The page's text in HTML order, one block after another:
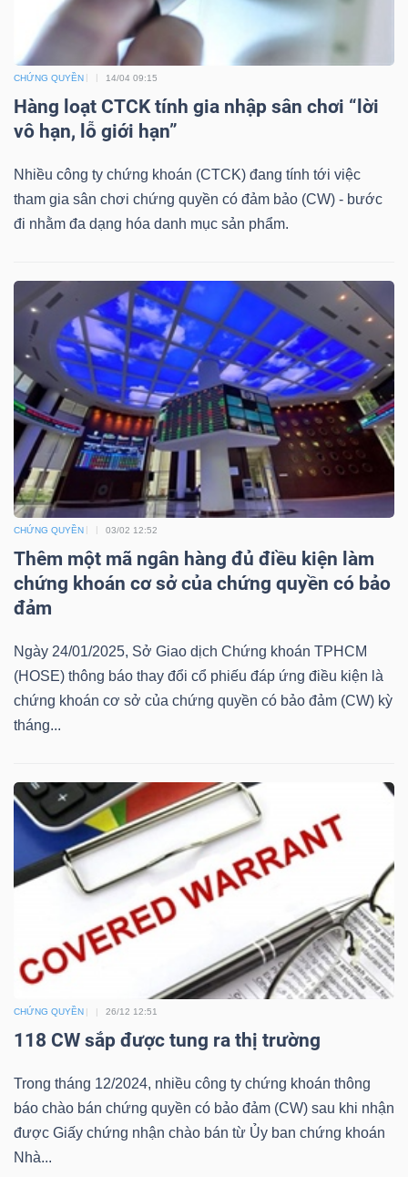
CHỨNG QUYỀN 14/04 09:15
Hàng loạt CTCK tính gia nhập sân chơi “lời
vô hạn, lỗ giới hạn”
Nhiều công ty chứng khoán (CTCK) đang tính tới việc
tham gia sân chơi chứng quyền có đảm bảo (CW) - bước
đi nhằm đa dạng hóa danh mục sản phẩm.
CHỨNG QUYỀN 03/02 12:52
Thêm một mã ngân hàng đủ điều kiện làm
chứng khoán cơ sở của chứng quyền có bảo
đảm
Ngày 24/01/2025, Sở Giao dịch Chứng khoán TPHCM
(HOSE) thông báo thay đổi cổ phiếu đáp ứng điều kiện là
chứng khoán cơ sở của chứng quyền có bảo đảm (CW) kỳ
tháng...
CHỨNG QUYỀN 26/12 12:51
118 CW sắp được tung ra thị trường
Trong tháng 12/2024, nhiều công ty chứng khoán thông
báo chào bán chứng quyền có bảo đảm (CW) sau khi nhận
được Giấy chứng nhận chào bán từ Ủy ban chứng khoán
Nhà...
CÔNG
NGHỆ
TIN
DỊCH
VỤ
TIỆN
ÍCH
BẤT
SẢN
chứng
khoán
(-)
Tất cả
Lãnh
đạo
(-)
Tất cả Người nội bộ Người liên quan Cổ đông lớn
tức
(-)
Bài
của
tác
giả
(-)